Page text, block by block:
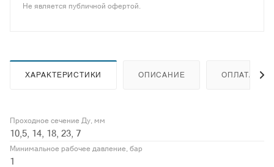
Не является публичной офертой.
ХАРАКТЕРИСТИКИ ОПИСАНИЕ ОПЛАТА
Проходное сечение Ду, мм
10,5, 14, 18, 23, 7
Минимальное рабочее давление, бар
1